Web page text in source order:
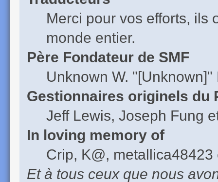
Merci pour vos efforts, ils
monde entier.
Père Fondateur de SMF
Unknown W. "[Unknown]"
Gestionnaires originels du
Jeff Lewis, Joseph Fung
In loving memory of
Crip, K@,
Et à tous ceux que nous